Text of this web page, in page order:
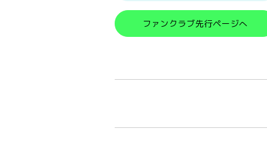
ファンクラブ先行ページへ